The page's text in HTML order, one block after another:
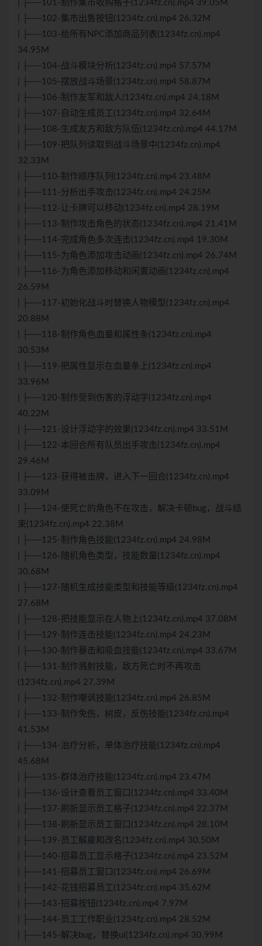
| ├──101-制作集市收购格子(1234fz.cn).mp4 39.05M
| ├──102-集市出售按钮(1234fz.cn).mp4 26.32M
| ├──103-给所有NPC添加商品列表(1234fz.cn).mp4
34.95M
| ├──104-战斗模块分析(1234fz.cn).mp4 57.57M
| ├──105-摆放战斗场景(1234fz.cn).mp4 58.87M
| ├──106-制作友军和敌人(1234fz.cn).mp4 24.18M
| ├──107-自动生成员工(1234fz.cn).mp4 32.64M
| ├──108-生成友方和敌方队伍(1234fz.cn).mp4 44.17M
| ├──109-把队列读取到战斗场景中(1234fz.cn).mp4
32.33M
| ├──110-制作顺序队列(1234fz.cn).mp4 23.48M
| ├──111-分析出手攻击(1234fz.cn).mp4 24.25M
| ├──112-让卡牌可以移动(1234fz.cn).mp4 28.19M
| ├──113-制作攻击角色的状态(1234fz.cn).mp4 21.41M
| ├──114-完成角色多次连击(1234fz.cn).mp4 19.30M
| ├──115-为角色添加攻击动画(1234fz.cn).mp4 26.74M
| ├──116-为角色添加移动和闲置动画(1234fz.cn).mp4
26.59M
| ├──117-初始化战斗时替换人物模型(1234fz.cn).mp4
20.88M
| ├──118-制作角色血量和属性条(1234fz.cn).mp4
30.53M
| ├──119-把属性显示在血量条上(1234fz.cn).mp4
33.96M
| ├──120-制作受到伤害的浮动字(1234fz.cn).mp4
40.22M
| ├──121-设计浮动字的效果(1234fz.cn).mp4 33.51M
| ├──122-本回合所有队员出手攻击(1234fz.cn).mp4
29.46M
| ├──123-获得被击牌，进入下一回合(1234fz.cn).mp4
33.09M
| ├──124-使死亡的角色不在攻击，解决卡顿bug，战斗结
束(1234fz.cn).mp4 22.38M
| ├──125-制作角色技能(1234fz.cn).mp4 24.98M
| ├──126-随机角色类型，技能数量(1234fz.cn).mp4
30.68M
| ├──127-随机生成技能类型和技能等级(1234fz.cn).mp4
27.68M
| ├──128-把技能显示在人物上(1234fz.cn).mp4 37.08M
| ├──129-制作连击技能(1234fz.cn).mp4 24.23M
| ├──130-制作暴击和吸血技能(1234fz.cn).mp4 33.67M
| ├──131-制作溅射技能，敌方死亡时不再攻击
(1234fz.cn).mp4 27.39M
| ├──132-制作嘲讽技能(1234fz.cn).mp4 26.85M
| ├──133-制作免伤，树皮，反伤技能(1234fz.cn).mp4
41.53M
| ├──134-治疗分析，单体治疗技能(1234fz.cn).mp4
45.68M
| ├──135-群体治疗技能(1234fz.cn).mp4 23.47M
| ├──136-设计查看员工窗口(1234fz.cn).mp4 33.40M
| ├──137-刷新显示员工格子(1234fz.cn).mp4 22.37M
| ├──138-刷新显示员工窗口(1234fz.cn).mp4 28.10M
| ├──139-员工解雇和改名(1234fz.cn).mp4 30.50M
| ├──140-招募员工显示格子(1234fz.cn).mp4 23.52M
| ├──141-招募员工窗口(1234fz.cn).mp4 26.69M
| ├──142-花钱招募员工(1234fz.cn).mp4 35.62M
| ├──143-招募按钮(1234fz.cn).mp4 7.97M
| ├──144-员工工作职业(1234fz.cn).mp4 28.52M
| ├──145-解决bug，替换ui(1234fz.cn).mp4 30.99M